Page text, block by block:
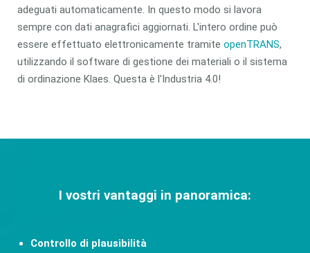
adeguati automaticamente. In questo modo si lavora
sempre con dati anagrafici aggiornati. L'intero ordine può
essere effettuato elettronicamente tramite openTRANS,
utilizzando il software di gestione dei materiali o il sistema
di ordinazione Klaes. Questa è l'Industria 4.0!
I vostri vantaggi in panoramica:
Controllo di plausibilità